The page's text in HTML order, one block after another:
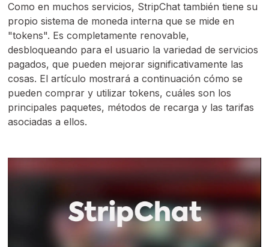
Como en muchos servicios, StripChat también tiene su
propio sistema de moneda interna que se mide en
"tokens". Es completamente renovable,
desbloqueando para el usuario la variedad de servicios
pagados, que pueden mejorar significativamente las
cosas. El artículo mostrará a continuación cómo se
pueden comprar y utilizar tokens, cuáles son los
principales paquetes, métodos de recarga y las tarifas
asociadas a ellos.